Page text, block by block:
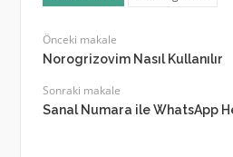
Önceki makale
Norogrizovim Nasıl Kullanılır
Sonraki makale
Sanal Numara ile WhatsApp